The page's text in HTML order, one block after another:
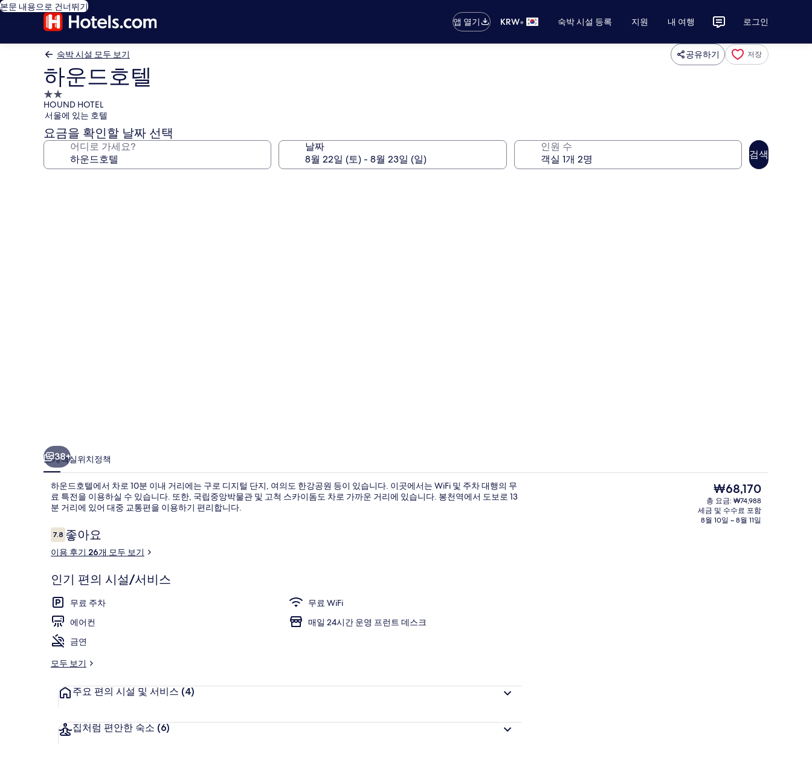
본문 내용으로 건너뛰기
앱 열기
KRW• 숙박 시설 등록 지원 내 여행 로그인
숙박 시설 모두 보기 공유하기 저장
하운드호텔
2.0
성
급
숙
박
HOUND HOTEL
서울에 있는 호텔
요금을 확인할 날짜 선택
어디로 가세요? 날짜 인원 수
검색
패밀리 트윈룸 | 책상, 노트북 작업 공
38+
소개객실위치정책
하운드호텔에서 차로 10분 이내 거리에는 구로 디지털 단지, 여의도 한강공원 등이 있습니다. 이곳에서는 WiFi 및 주차 대행의 무
료 특전을 이용하실 수 있습니다. 또한, 국립중앙박물관 및 고척 스카이돔도 차로 가까운 거리에 있습니다. 봉천역에서 도보로 13
분 거리에 있어 대중 교통편을 이용하기 편리합니다.
이
용
후
7.810점 만점 중 7.8점.
좋아요
이용 후기 26개 모두 보기
인기 편의 시설/서비스
무료 주차
무료 WiFi
에어컨
매일 24시간 운영 프런트 데스크
금연
모두 보기
주요 편의 시설 및 서비스 (4)
집처럼 편안한 숙소 (6)
현
재
가
격
₩68,170
총 요금: ₩74,988
세금 및 수수료 포함
8월 10일 ~ 8월 11일